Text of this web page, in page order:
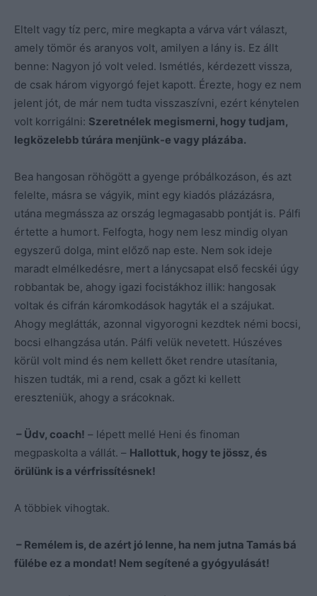
Eltelt vagy tíz perc, mire megkapta a várva várt választ,
amely tömör és aranyos volt, amilyen a lány is. Ez állt
benne: Nagyon jó volt veled. Ismétlés, kérdezett vissza,
de csak három vigyorgó fejet kapott. Érezte, hogy ez nem
jelent jót, de már nem tudta visszaszívni, ezért kénytelen
volt korrigálni: Szeretnélek megismerni, hogy tudjam,
legközelebb túrára menjünk-e vagy plázába.
Bea hangosan röhögött a gyenge próbálkozáson, és azt
felelte, másra se vágyik, mint egy kiadós plázázásra,
utána megmássza az ország legmagasabb pontját is. Pálfi
értette a humort. Felfogta, hogy nem lesz mindig olyan
egyszerű dolga, mint előző nap este. Nem sok ideje
maradt elmélkedésre, mert a lánycsapat első fecskéi úgy
robbantak be, ahogy igazi focistákhoz illik: hangosak
voltak és cifrán káromkodások hagyták el a szájukat.
Ahogy meglátták, azonnal vigyorogni kezdtek némi bocsi,
bocsi elhangzása után. Pálfi velük nevetett. Húszéves
körül volt mind és nem kellett őket rendre utasítania,
hiszen tudták, mi a rend, csak a gőzt ki kellett
ereszteniük, ahogy a srácoknak.
– Üdv, coach! – lépett mellé Heni és finoman
megpaskolta a vállát. – Hallottuk, hogy te jössz, és
örülünk is a vérfrissítésnek!
A többiek vihogtak.
– Remélem is, de azért jó lenne, ha nem jutna Tamás bá
fülébe ez a mondat! Nem segítené a gyógyulását!